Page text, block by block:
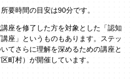
要時間の目安は90分です。
座を修了した方を対象とした「認知
座」というものもあります。ステッ
てさらに理解を深めるための講座と
町村）が開催しています。